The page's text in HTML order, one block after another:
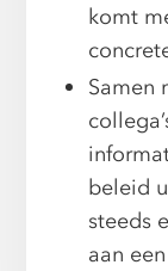
komt
Samen
beleid
steeds
aan